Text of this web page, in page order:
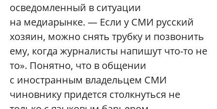
осведомленный в ситуации
на медиарынке. — Если у СМИ русский
хозяин, можно снять трубку и позвонить
ему, когда журналисты напишут что-то не
то». Понятно, что в общении
с иностранным владельцем СМИ
чиновнику придется столкнуться не